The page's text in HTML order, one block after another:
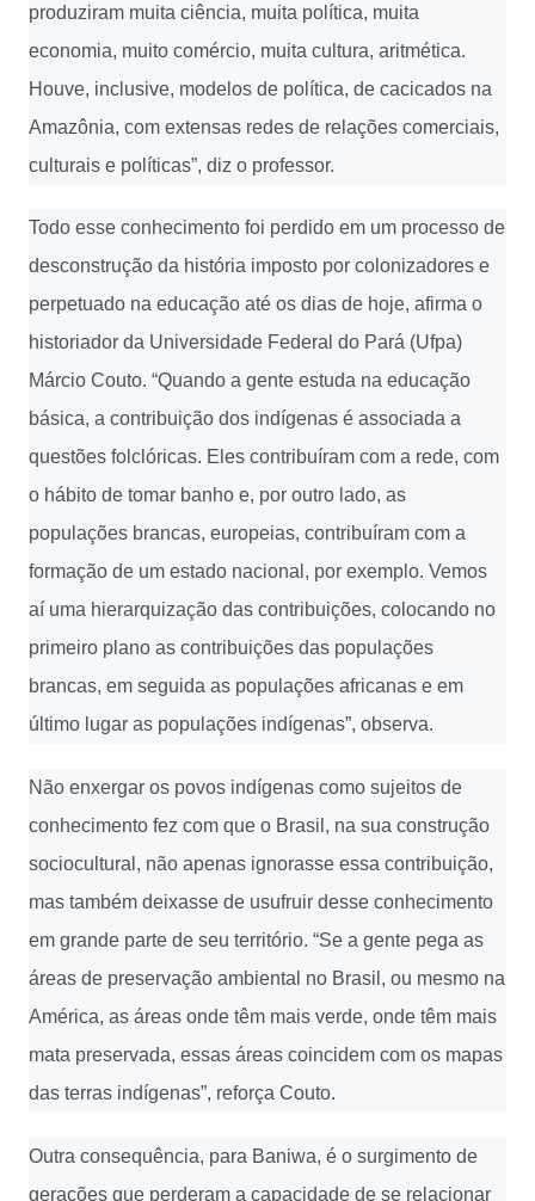
produziram muita ciência, muita política, muita
economia, muito comércio, muita cultura, aritmética.
Houve, inclusive, modelos de política, de cacicados na
Amazônia, com extensas redes de relações comerciais,
culturais e políticas”, diz o professor.
Todo esse conhecimento foi perdido em um processo de
desconstrução da história imposto por colonizadores e
perpetuado na educação até os dias de hoje, afirma o
historiador da Universidade Federal do Pará (Ufpa)
Márcio Couto. “Quando a gente estuda na educação
básica, a contribuição dos indígenas é associada a
questões folclóricas. Eles contribuíram com a rede, com
o hábito de tomar banho e, por outro lado, as
populações brancas, europeias, contribuíram com a
formação de um estado nacional, por exemplo. Vemos
aí uma hierarquização das contribuições, colocando no
primeiro plano as contribuições das populações
brancas, em seguida as populações africanas e em
último lugar as populações indígenas”, observa.
Não enxergar os povos indígenas como sujeitos de
conhecimento fez com que o Brasil, na sua construção
sociocultural, não apenas ignorasse essa contribuição,
mas também deixasse de usufruir desse conhecimento
em grande parte de seu território. “Se a gente pega as
áreas de preservação ambiental no Brasil, ou mesmo na
América, as áreas onde têm mais verde, onde têm mais
mata preservada, essas áreas coincidem com os mapas
das terras indígenas”, reforça Couto.
Outra consequência, para Baniwa, é o surgimento de
gerações que perderam a capacidade de se relacionar